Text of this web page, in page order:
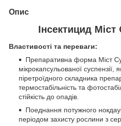
Опис
Інсектицид
Властивості та переваги:
Препаративна форма Miст
мікрокапсульованої суспензії,
піретроїдного складника
термостабільність та
стійкість до опадів.
Поеднання потужного
періодом захисту рослини з